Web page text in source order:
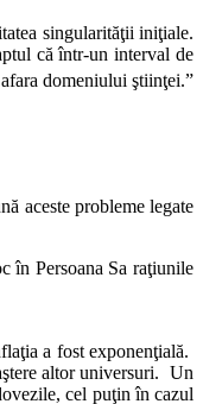
singularităţii iniţiale.
că într-un interval de
domeniului ştiinţei.”
aceste probleme legate
în Persoana Sa raţiunile
a fost exponenţială.
altor universuri. Un
cel puţin în cazul